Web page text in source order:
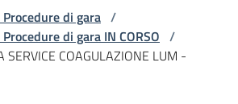
di gara /
di gara IN CORSO /
SERVICE COAGULAZIONE LUM -